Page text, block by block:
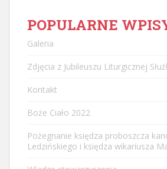
POPULARNE
Galeria
Zdjęcia z Jubileuszu Liturgicznej
Kontakt
Boże Ciało 2022
Pożegnanie księdza proboszcza
Ledzińskiego i księdza wikariusza